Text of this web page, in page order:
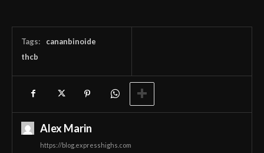
Tags:
cananbinoide
thcb
Alex Marin
https://blog.expresshighs.com